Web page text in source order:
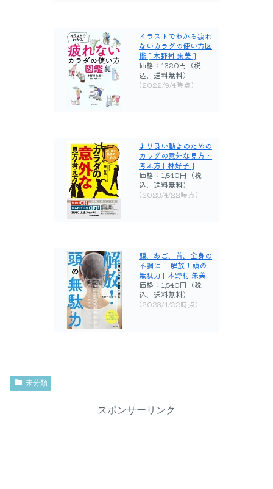
イラストでわかる疲れ
ないカラダの使い方図
鑑 [ 木野村 朱美 ]
価格：1320円（税
込、送料無料)
(2022/9/4時点)
より良い動きのための
カラダの意外な見方・
考え方 [ 林好子 ]
価格：1,540円（税
込、送料無料)
(2023/4/22時点)
頭、あご、首、全身の
不調に！ 解放！頭の
無駄力 [ 木野村 朱美 ]
価格：1,540円（税
込、送料無料)
(2023/4/22時点)
未分類
スポンサーリンク